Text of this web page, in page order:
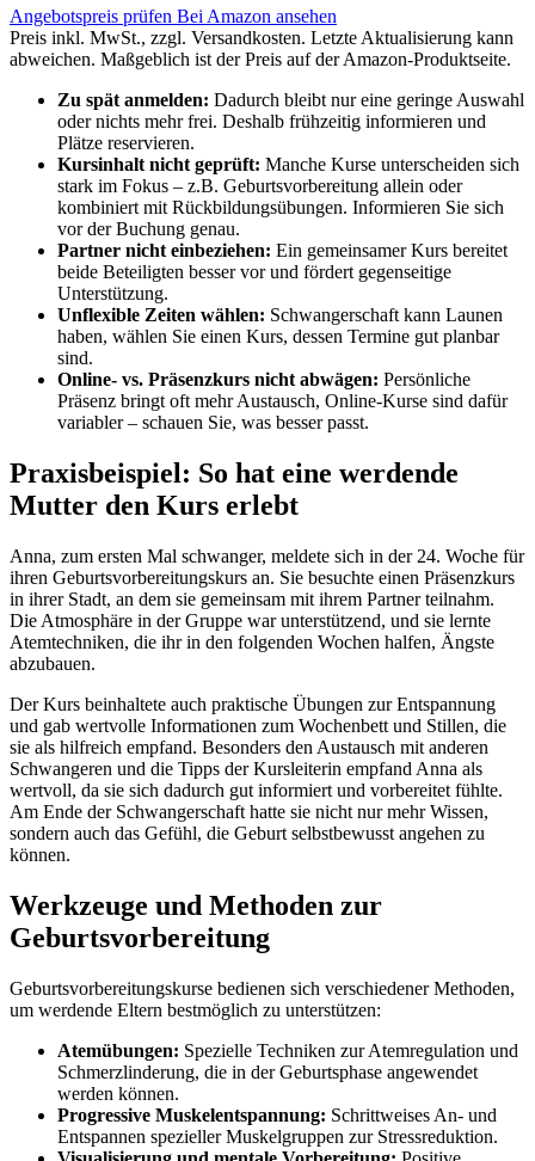
Angebotspreis prüfen Bei Amazon ansehen
Preis inkl. MwSt., zzgl. Versandkosten. Letzte Aktualisierung kann
abweichen. Maßgeblich ist der Preis auf der Amazon-Produktseite.
Zu spät anmelden: Dadurch bleibt nur eine geringe Auswahl
oder nichts mehr frei. Deshalb frühzeitig informieren und
Plätze reservieren.
Kursinhalt nicht geprüft: Manche Kurse unterscheiden sich
stark im Fokus – z.B. Geburtsvorbereitung allein oder
kombiniert mit Rückbildungsübungen. Informieren Sie sich
vor der Buchung genau.
Partner nicht einbeziehen: Ein gemeinsamer Kurs bereitet
beide Beteiligten besser vor und fördert gegenseitige
Unterstützung.
Unflexible Zeiten wählen: Schwangerschaft kann Launen
haben, wählen Sie einen Kurs, dessen Termine gut planbar
sind.
Online- vs. Präsenzkurs nicht abwägen: Persönliche
Präsenz bringt oft mehr Austausch, Online-Kurse sind dafür
variabler – schauen Sie, was besser passt.
Praxisbeispiel: So hat eine werdende
Mutter den Kurs erlebt
Anna, zum ersten Mal schwanger, meldete sich in der 24. Woche für
ihren Geburtsvorbereitungskurs an. Sie besuchte einen Präsenzkurs
in ihrer Stadt, an dem sie gemeinsam mit ihrem Partner teilnahm.
Die Atmosphäre in der Gruppe war unterstützend, und sie lernte
Atemtechniken, die ihr in den folgenden Wochen halfen, Ängste
abzubauen.
Der Kurs beinhaltete auch praktische Übungen zur Entspannung
und gab wertvolle Informationen zum Wochenbett und Stillen, die
sie als hilfreich empfand. Besonders den Austausch mit anderen
Schwangeren und die Tipps der Kursleiterin empfand Anna als
wertvoll, da sie sich dadurch gut informiert und vorbereitet fühlte.
Am Ende der Schwangerschaft hatte sie nicht nur mehr Wissen,
sondern auch das Gefühl, die Geburt selbstbewusst angehen zu
können.
Werkzeuge und Methoden zur
Geburtsvorbereitung
Geburtsvorbereitungskurse bedienen sich verschiedener Methoden,
um werdende Eltern bestmöglich zu unterstützen:
Atemübungen: Spezielle Techniken zur Atemregulation und
Schmerzlinderung, die in der Geburtsphase angewendet
werden können.
Progressive Muskelentspannung: Schrittweises An- und
Entspannen spezieller Muskelgruppen zur Stressreduktion.